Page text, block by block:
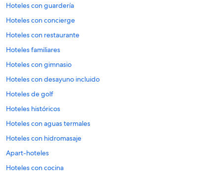
Hoteles con guardería
Hoteles con concierge
Hoteles con restaurante
Hoteles familiares
Hoteles con gimnasio
Hoteles con desayuno incluido
Hoteles de golf
Hoteles históricos
Hoteles con aguas termales
Hoteles con hidromasaje
Apart-hoteles
Hoteles con cocina